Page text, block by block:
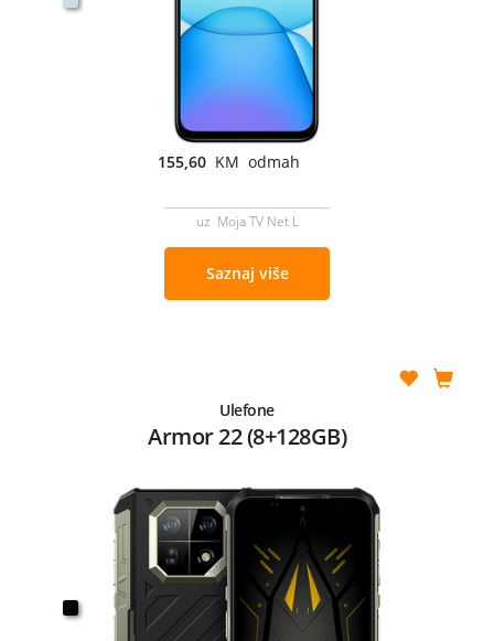
155,60 KM odmah
uz Moja TV Net L
Saznaj više
Ulefone
Armor 22 (8+128GB)